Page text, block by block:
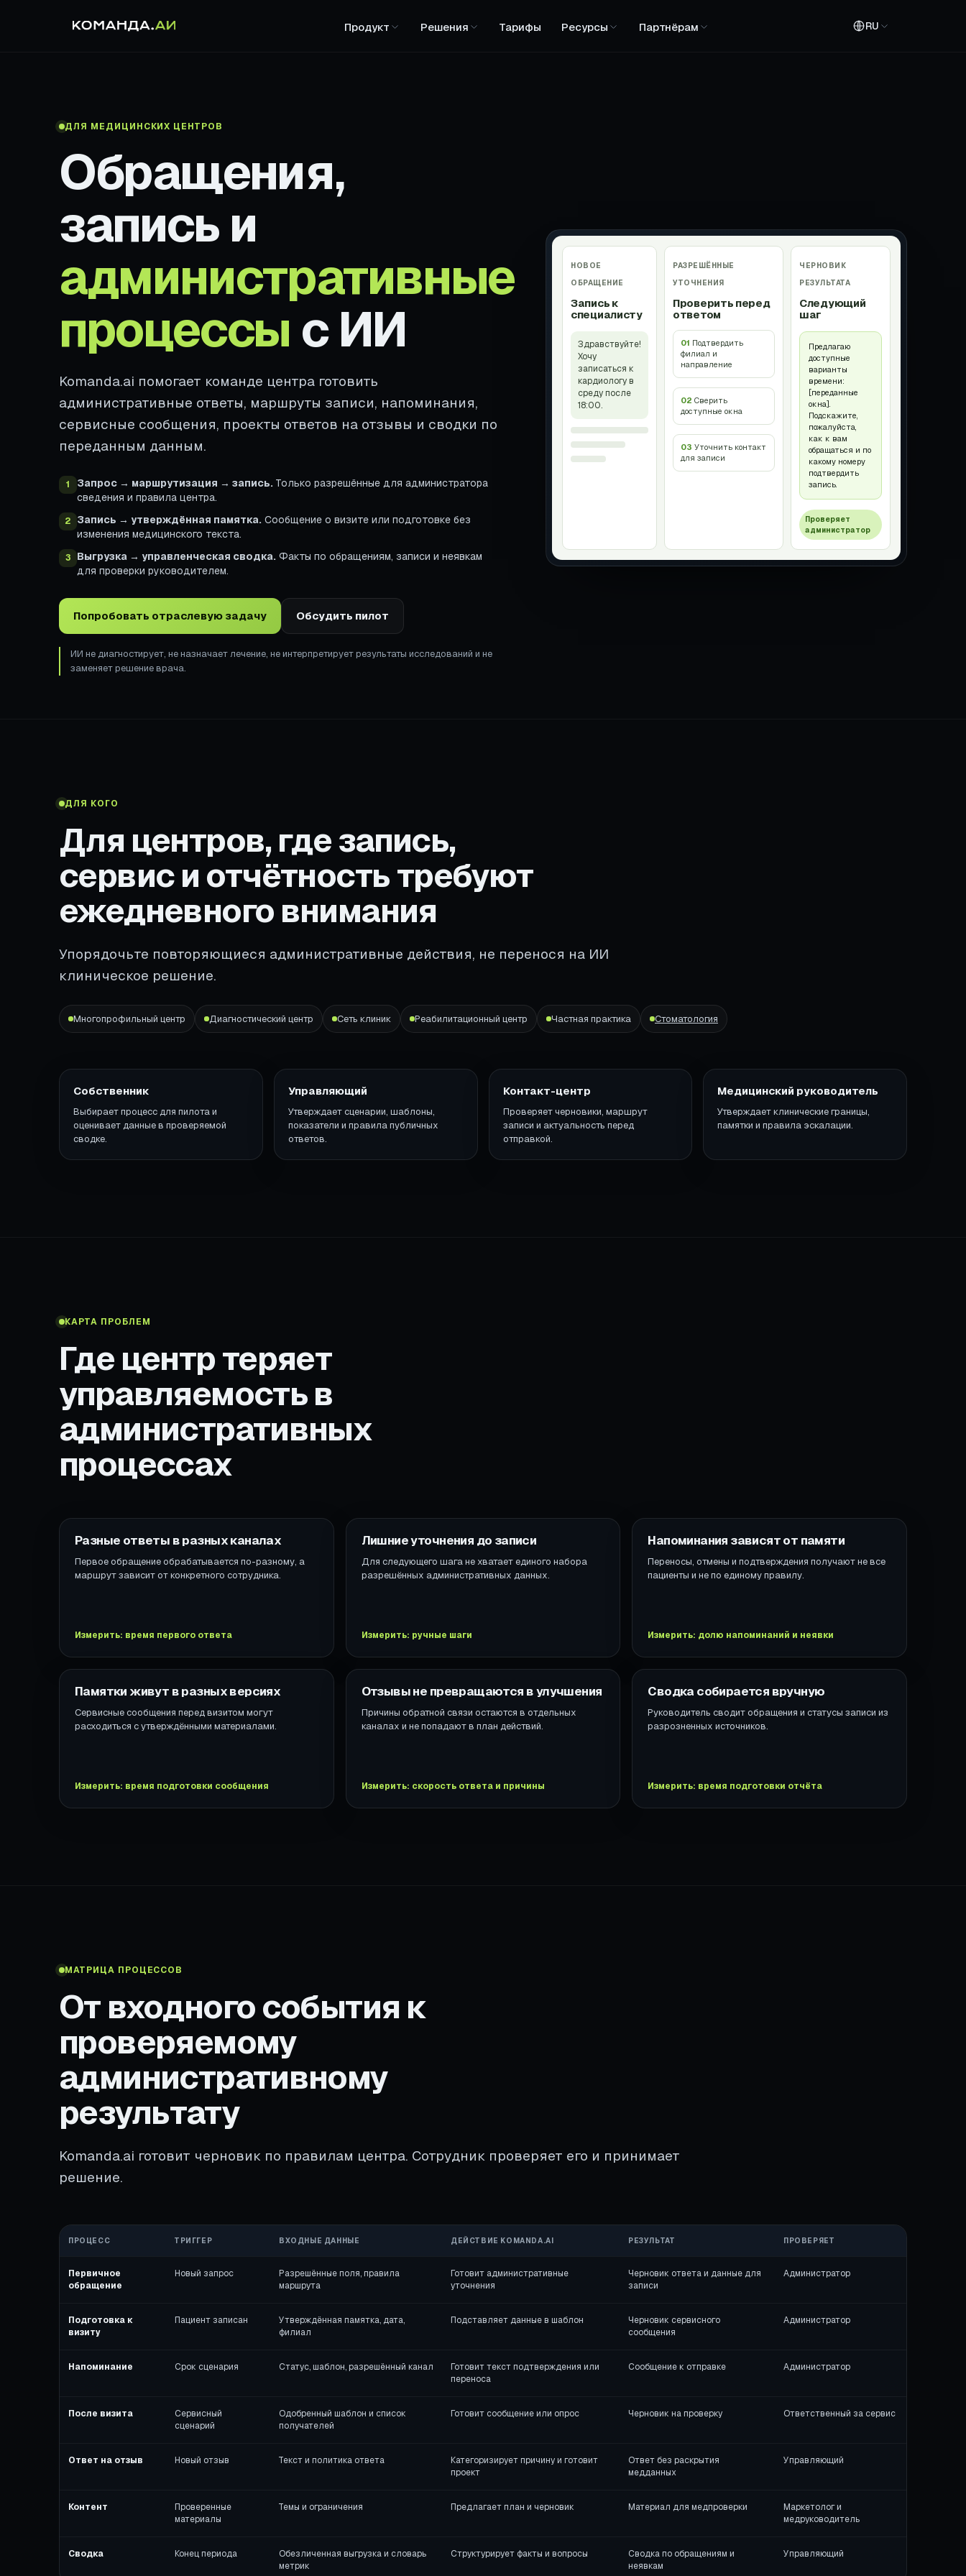
Продукт Решения Тарифы Ресурсы Партнёрам RU
ДЛЯ МЕДИЦИНСКИХ ЦЕНТРОВ
Обращения,
запись и
административные
процессы с ИИ
Komanda.ai помогает команде центра готовить
административные ответы, маршруты записи, напоминания,
сервисные сообщения, проекты ответов на отзывы и сводки по
переданным данным.
1 Запрос → маршрутизация → запись. Только разрешённые для администратора
сведения и правила центра.
2 Запись → утверждённая памятка. Сообщение о визите или подготовке без
изменения медицинского текста.
3 Выгрузка → управленческая сводка. Факты по обращениям, записи и неявкам
для проверки руководителем.
Попробовать отраслевую задачу Обсудить пилот
ИИ не диагностирует, не назначает лечение, не интерпретирует результаты исследований и не
заменяет решение врача.
НОВОЕ
ОБРАЩЕНИЕ
Запись к
специалисту
Здравствуйте!
Хочу
записаться к
кардиологу в
среду после
18:00.
РАЗРЕШЁННЫЕ
УТОЧНЕНИЯ
Проверить перед
ответом
01 Подтвердить
филиал и
направление
02 Сверить
доступные окна
03 Уточнить контакт
для записи
ЧЕРНОВИК
РЕЗУЛЬТАТА
Следующий
шаг
Предлагаю
доступные
варианты
времени:
[переданные
окна].
Подскажите,
пожалуйста,
как к вам
обращаться и по
какому номеру
подтвердить
запись.
Проверяет
администратор
ДЛЯ КОГО
Для центров, где запись,
сервис и отчётность требуют
ежедневного внимания
Упорядочьте повторяющиеся административные действия, не перенося на ИИ
клиническое решение.
Многопрофильный центр Диагностический центр Сеть клиник Реабилитационный центр Частная практика Стоматология
Собственник
Выбирает процесс для пилота и
оценивает данные в проверяемой
сводке.
Управляющий
Утверждает сценарии, шаблоны,
показатели и правила публичных
ответов.
Контакт-центр
Проверяет черновики, маршрут
записи и актуальность перед
отправкой.
Медицинский руководитель
Утверждает клинические границы,
памятки и правила эскалации.
КАРТА ПРОБЛЕМ
Где центр теряет
управляемость в
административных
процессах
Разные ответы в разных каналах
Первое обращение обрабатывается по-разному, а
маршрут зависит от конкретного сотрудника.
Измерить: время первого ответа
Лишние уточнения до записи
Для следующего шага не хватает единого набора
разрешённых административных данных.
Измерить: ручные шаги
Напоминания зависят от памяти
Переносы, отмены и подтверждения получают не все
пациенты и не по единому правилу.
Измерить: долю напоминаний и неявки
Памятки живут в разных версиях
Сервисные сообщения перед визитом могут
расходиться с утверждёнными материалами.
Измерить: время подготовки сообщения
Отзывы не превращаются в улучшения
Причины обратной связи остаются в отдельных
каналах и не попадают в план действий.
Измерить: скорость ответа и причины
Сводка собирается вручную
Руководитель сводит обращения и статусы записи из
разрозненных источников.
Измерить: время подготовки отчёта
МАТРИЦА ПРОЦЕССОВ
От входного события к
проверяемому
административному
результату
Komanda.ai готовит черновик по правилам центра. Сотрудник проверяет его и принимает
решение.
ПРОЦЕСС ТРИГГЕР ВХОДНЫЕ ДАННЫЕ ДЕЙСТВИЕ KOMANDA.AI РЕЗУЛЬТАТ ПРОВЕРЯЕТ
Первичное
обращение
Новый запрос
Разрешённые поля, правила
маршрута
Готовит административные
уточнения
Черновик ответа и данные для
записи
Администратор
Подготовка к
визиту
Пациент записан
Утверждённая памятка, дата,
филиал
Подставляет данные в шаблон
Черновик сервисного
сообщения
Администратор
Напоминание Срок сценария Статус, шаблон, разрешённый канал
Готовит текст подтверждения или
переноса
Сообщение к отправке Администратор
После визита
Сервисный
сценарий
Одобренный шаблон и список
получателей
Готовит сообщение или опрос Черновик на проверку Ответственный за сервис
Ответ на отзыв Новый отзыв Текст и политика ответа
Категоризирует причину и готовит
проект
Ответ без раскрытия
медданных
Управляющий
Контент
Проверенные
материалы
Темы и ограничения Предлагает план и черновик Материал для медпроверки
Маркетолог и
медруководитель
Сводка Конец периода
Обезличенная выгрузка и словарь
метрик
Структурирует факты и вопросы
Сводка по обращениям и
неявкам
Управляющий